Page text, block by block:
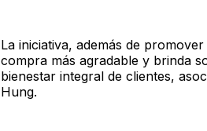
La iniciativa, además de
compra más agradable y brinda
bienestar integral de clientes,
Hung.